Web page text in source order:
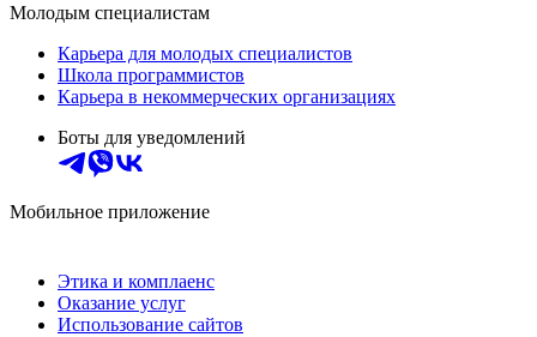
Молодым специалистам
Карьера для молодых специалистов
Школа программистов
Карьера в некоммерческих организациях
Боты для уведомлений
Мобильное приложение
Этика и комплаенс
Оказание услуг
Использование сайтов